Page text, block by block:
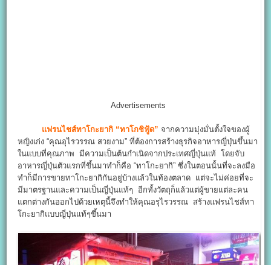
Advertisements
แฟรนไชส์ทาโกะยากิ “ทาโกชิฟู้ด” จากความมุ่งมั่นตั้งใจของผู้
หญิงเก่ง “คุณอุไรวรรณ สวยงาม” ที่ต้องการสร้างธุรกิจอาหารญี่ปุ่นขึ้นมา
ในแบบที่คุณภาพ มีความเป็นต้นกำเนิดจากประเทศญี่ปุ่นแท้ โดยจับ
อาหารญี่ปุ่นตัวแรกที่ขึ้นมาทำก็คือ “ทาโกะยากิ” ซึ่งในตอนนั้นที่จะลงมือ
ทำก็มีการขายทาโกะยากิกันอยู่บ้างแล้วในท้องตลาด แต่จะไม่ค่อยที่จะ
มีมาตรฐานและความเป็นญี่ปุ่นแท้ๆ อีกทั้งวัตถุก็แล้วแต่ผู้ขายแต่ละคน
แตกต่างกันออกไปด้วยเหตุนี้จึงทำให้คุณอรุไรวรรณ สร้างแฟรนไชส์ทา
โกะยากิแบบญี่ปุ่นแท้ๆขึ้นมา